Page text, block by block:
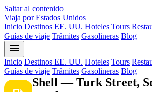
Saltar al contenido
Viaja por Estados Unidos
Inicio Destinos EE. UU. Hoteles Tours
Guías de viaje Trámites Gasolineras Blog
menu
Inicio Destinos EE. UU. Hoteles Tours
Guías de viaje Trámites Gasolineras Blog
Shell — Turk Street,